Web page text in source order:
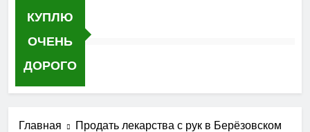
КУПЛЮ
ОЧЕНЬ
ДОРОГО
Главная Продать лекарства с рук в Берёзовском